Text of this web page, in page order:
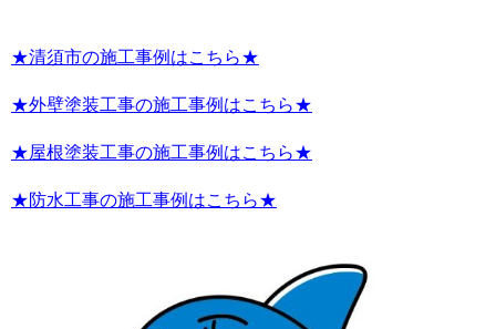
★清須市の施工事例はこちら★
★外壁塗装工事の施工事例はこちら★
★屋根塗装工事の施工事例はこちら★
★防水工事の施工事例はこちら★